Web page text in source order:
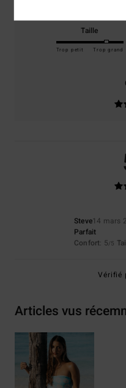
Taille
Trop petit Trop grand
Steve14 mars
Parfait
Confort: 5/5
Vérifié
Articles vus